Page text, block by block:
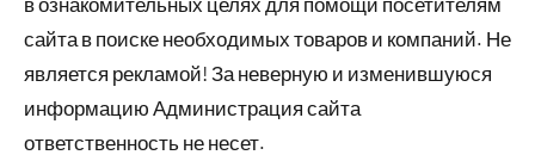
сайта в поиске необходимых товаров и компаний. Не
является рекламой! За неверную и изменившуюся
информацию Администрация сайта
ответственность не несет.